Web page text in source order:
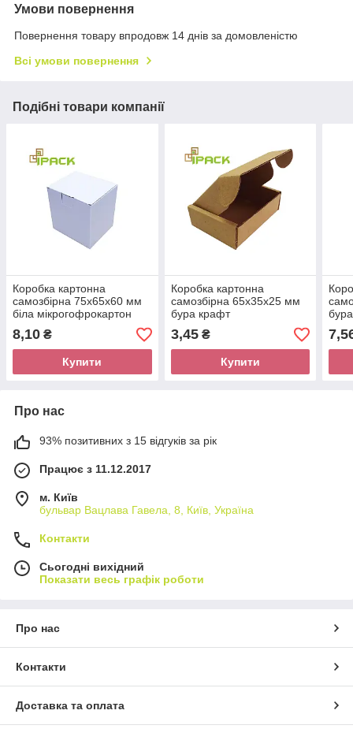
Умови повернення
Повернення товару впродовж 14 днів за домовленістю
Всі умови повернення
Подібні товари компанії
Коробка картонна
самозбірна 75х65х60 мм
біла мікрогофрокартон
8,10 ₴
Купити
Коробка картонна
самозбірна 65х35х25 мм
бура крафт
мікрогофрокартон
3,45₴
Купити
Про нас
93% позитивних з 15 відгуків за рік
Працює з 11.12.2017
м. Київ
бульвар Вацлава Гавела, 8, Київ, Україна
Контакти
Сьогодні вихідний
Показати весь графік роботи
Про нас
Контакти
Доставка та оплата